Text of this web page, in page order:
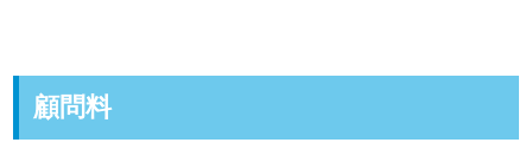
顧問料